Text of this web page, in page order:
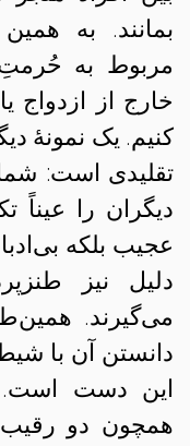
بمانند. به
مربوط به
خارج از ازدواج
کنیم. یک نمونهٔ
تقلیدی است:
دیگران را عیناً
عجیب بلکه
دلیل نیز
می‌گیرند.
دانستن آن با
این دست است.
همچون دو رقیب